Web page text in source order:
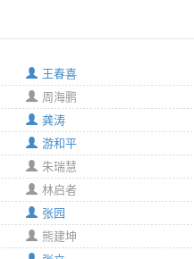
王春喜
周海鹏
龚涛
游和平
朱瑞慧
林启者
张园
熊建坤